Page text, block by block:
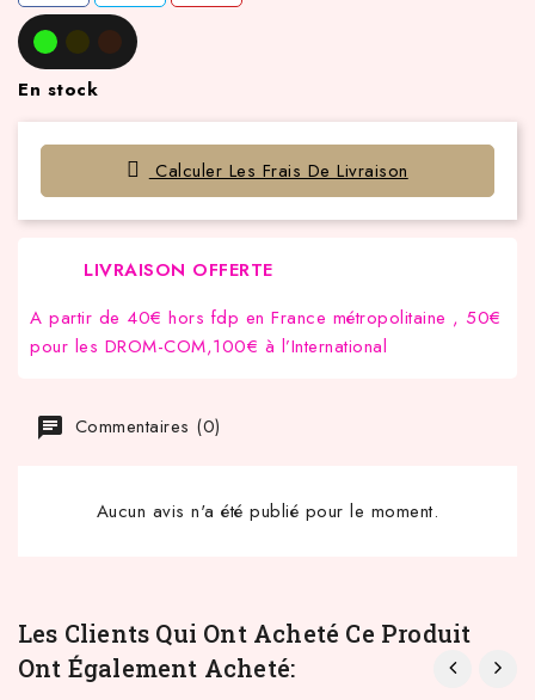
En stock
Calculer Les Frais De Livraison
LIVRAISON OFFERTE
A partir de 40€ hors fdp en France métropolitaine , 50€
pour les DROM-COM,100€ à l’International
Commentaires (0)
Aucun avis n'a été publié pour le moment.
Les Clients Qui Ont Acheté Ce Produit
Ont Également Acheté: